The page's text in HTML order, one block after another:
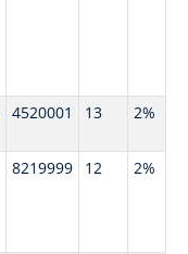
4520001 13 2%
8219999 12 2%